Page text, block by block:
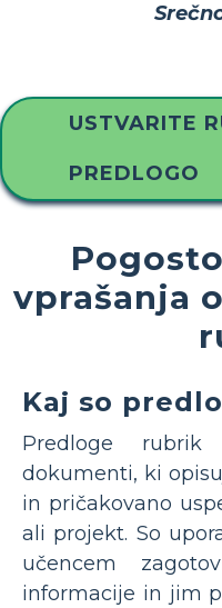
USTVARITE
PREDLOGO
vprašanja
Kaj so
Predloge
dokumenti, ki
in pričakovano
ali projekt. So
učencem
informacije in jim